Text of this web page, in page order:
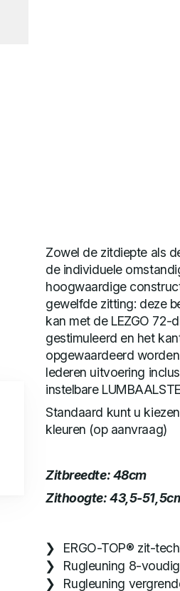
Zowel de zitdiepte als
de individuele
hoogwaardige
gewelfde zitting: deze
kan met de LEZGO 72-
gestimuleerd en het
opgewaardeerd
lederen uitvoering
instelbare
Standaard kunt u
kleuren (op aanvraag)
Zitbreedte:48cm
Zithoogte: 43,5-
ERGO-TOP® zit-
Rugleuning 8-
Rugleuning